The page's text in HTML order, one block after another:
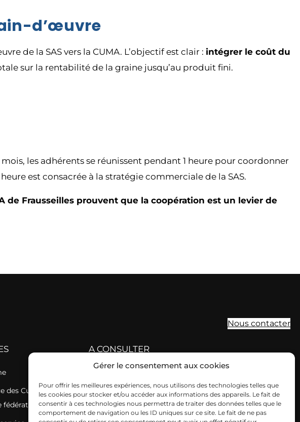
Gérer le consentement aux cookies
Pour offrir les meilleures expériences, nous utilisons des technologies telles que
les cookies pour stocker et/ou accéder aux informations des appareils. Le fait de
consentir à ces technologies nous permettra de traiter des données telles que le
comportement de navigation ou les ID uniques sur ce site. Le fait de ne pas
d’œuvre
de la SAS vers la CUMA. L’objectif est clair : intégrer le coût du
sur la rentabilité de la graine jusqu’au produit fini.
les adhérents se réunissent pendant 1 heure pour coordonner
est consacrée à la stratégie commerciale de la SAS.
de Frausseilles prouvent que la coopération est un levier de
Nous contacter
des Cuma en étroite
de Cuma
A CONSULTER
Agenda
Actualités